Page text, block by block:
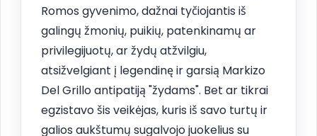
Romos gyvenimo, dažnai tyčiojantis iš
galingų žmonių, puikių, patenkinamų ar
privilegijuotų, ar žydų atžvilgiu,
atsižvelgiant į legendinę ir garsią Markizo
Del Grillo antipatiją "žydams". Bet ar tikrai
egzistavo šis veikėjas, kuris iš savo turtų ir
galios aukštumų sugalvojo juokelius su